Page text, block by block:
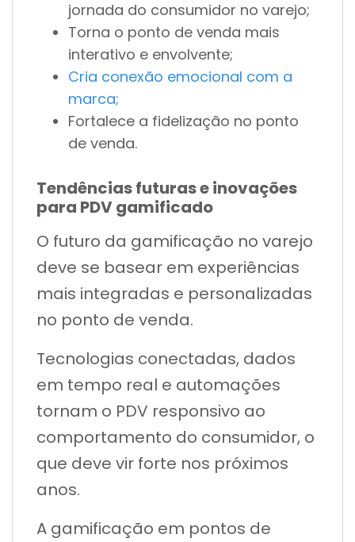
jornada do consumidor no varejo;
Torna o ponto de venda mais
interativo e envolvente;
Cria conexão emocional com a
marca;
Fortalece a fidelização no ponto
de venda.
Tendências futuras e inovações
para PDV gamificado
O futuro da gamificação no varejo
deve se basear em experiências
mais integradas e personalizadas
no ponto de venda.
Tecnologias conectadas, dados
em tempo real e automações
tornam o PDV responsivo ao
comportamento do consumidor, o
que deve vir forte nos próximos
anos.
A gamificação em pontos de